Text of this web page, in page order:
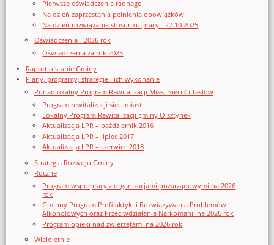
Pierwsze oświadczenie radnego
Na dzień zaprzestania pełnienia obowiązków
Na dzień rozwiązania stosunku pracy - 27.10.2025
Oświadczenia - 2026 rok
Oświadczenia za rok 2025
Raport o stanie Gminy
Plany, programy, strategie i ich wykonanie
Ponadlokalny Program Rewitalizacji Miast Sieci Cittaslow
Program rewitalizacji sieci miast
Lokalny Program Rewitalizacji gminy Olsztynek
Aktualizacja LPR – październik 2016
Aktualizacja LPR – lipiec 2017
Aktualizacja LPR – czerwiec 2018
Strategia Rozwoju Gminy
Roczne
Program współpracy z organizacjami pozarządowymi na 2026
rok
Gminny Program Profilaktyki i Rozwiązywania Problemów
Alkoholowych oraz Przeciwdziałania Narkomanii na 2026 rok
Program opieki nad zwierzętami na 2026 rok
Wieloletnie